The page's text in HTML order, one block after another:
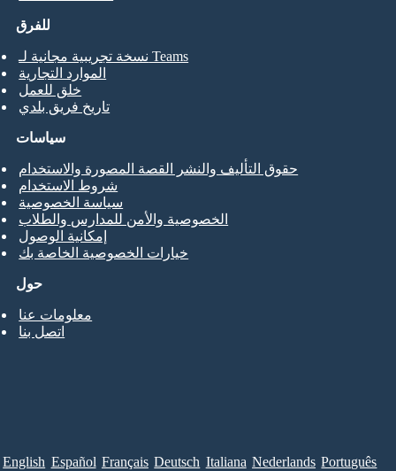
للفرق
نسخة تجريبية مجانية لـ Teams
الموارد التجارية
خلق للعمل
تاريخ فريق بلدي
حول
معلومات عنا
اتصل بنا
سياسات
حقوق التأليف والنشر القصة المصورة والاستخدام
شروط الاستخدام
سياسة الخصوصية
الخصوصية والأمن للمدارس والطلاب
إمكانية الوصول
خيارات الخصوصية الخاصة بك
English Español Français Deutsch Italiana Nederlands Português